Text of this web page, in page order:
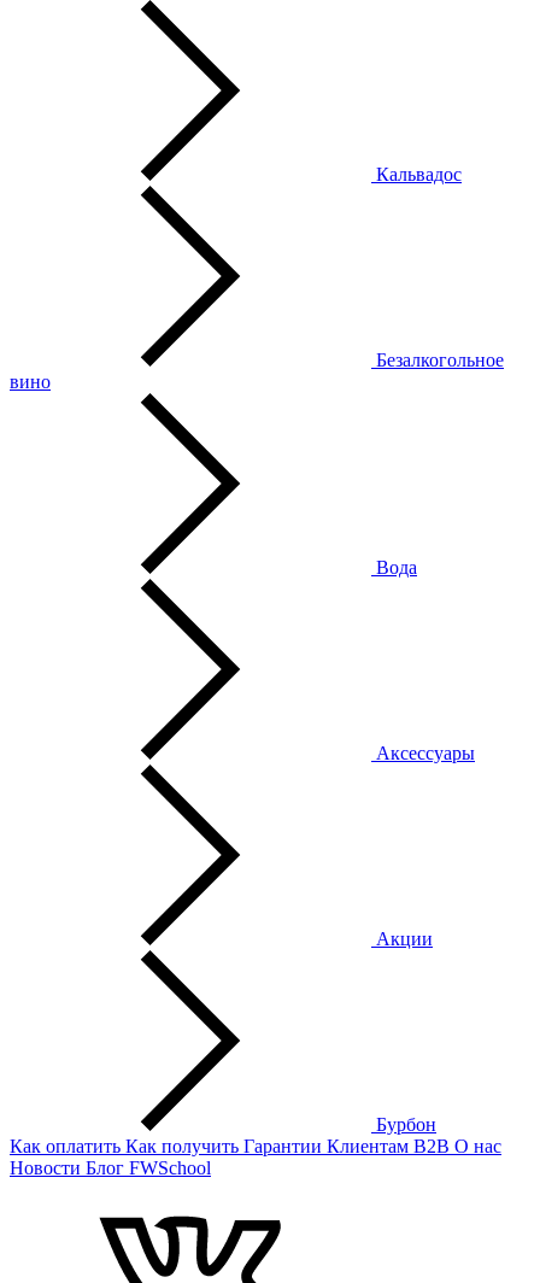
Кальвадос
Безалкогольное
вино
Вода
Аксессуары
Акции
Бурбон
Как оплатить Как получить Гарантии Клиентам B2B О нас
Новости Блог FWSchool